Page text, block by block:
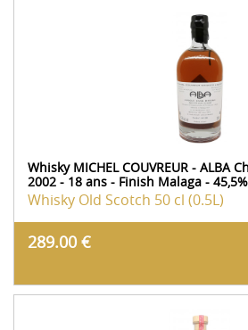
Whisky MICHEL COUVREUR - ALBA
2002 - 18 ans - Finish Malaga - 45,5%
Whisky Old Scotch 50 cl (0.5L)
289.00 €